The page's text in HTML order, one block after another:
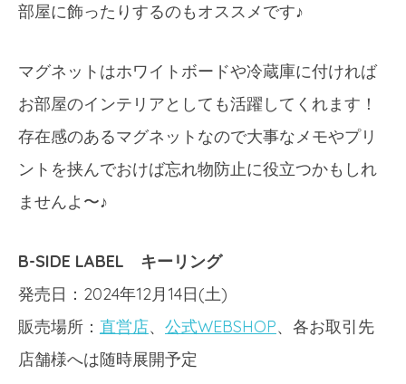
部屋に飾ったりするのもオススメです♪
マグネットはホワイトボードや冷蔵庫に付ければ
お部屋のインテリアとしても活躍してくれます！
存在感のあるマグネットなので大事なメモやプリ
ントを挟んでおけば忘れ物防止に役立つかもしれ
ませんよ〜♪
B-SIDE LABEL キーリング
発売日：2024年12月14日(土)
販売場所： 直営店、 公式WEBSHOP、各お取引先
店舗様へは随時展開予定